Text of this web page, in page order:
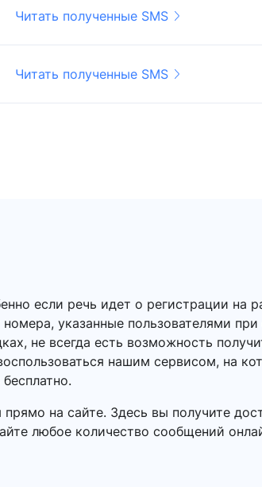
Читать полученные SMS
Читать полученные SMS
если речь идет о регистрации на
указанные пользователями
не всегда есть возможность
нашим сервисом, на
на сайте. Здесь вы получите
любое количество сообщений